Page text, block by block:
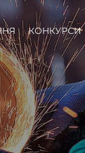
КОНКУРСИ